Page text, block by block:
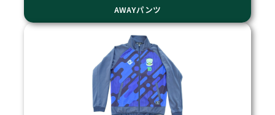
AWAYパンツ